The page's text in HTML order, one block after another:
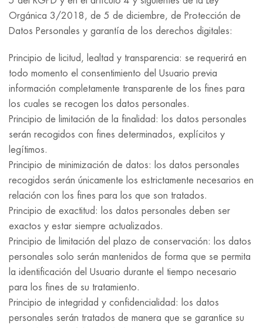
Orgánica 3/2018, de 5 de diciembre, de Protección de
Datos Personales y garantía de los derechos digitales:
Principio de licitud, lealtad y transparencia: se requerirá en
todo momento el consentimiento del Usuario previa
información completamente transparente de los fines para
los cuales se recogen los datos personales.
Principio de limitación de la finalidad: los datos personales
serán recogidos con fines determinados, explícitos y
legítimos.
Principio de minimización de datos: los datos personales
recogidos serán únicamente los estrictamente necesarios en
relación con los fines para los que son tratados.
Principio de exactitud: los datos personales deben ser
exactos y estar siempre actualizados.
Principio de limitación del plazo de conservación: los datos
personales solo serán mantenidos de forma que se permita
la identificación del Usuario durante el tiempo necesario
para los fines de su tratamiento.
Principio de integridad y confidencialidad: los datos
personales serán tratados de manera que se garantice su